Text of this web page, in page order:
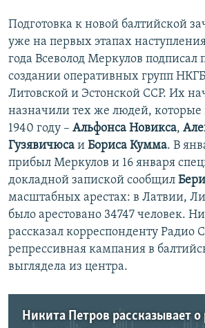
Подготовка к новой балтийской
уже на первых этапах
года Всеволод Меркулов подписал
создании оперативных групп
Литовской и Эстонской ССР. Их
назначили тех же людей, которые
1940 году – Альфонса Новикса,
Гузявичюса и Бориса Кумма. В
прибыл Меркулов и 16 января
докладной запиской сообщил
масштабных арестах: в Латвии,
было арестовано 34747 человек.
рассказал корреспонденту Радио
репрессивная кампания в
выглядела из центра.